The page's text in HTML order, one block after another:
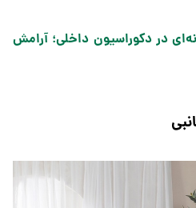
در دکوراسیون داخلی؛ آرامش